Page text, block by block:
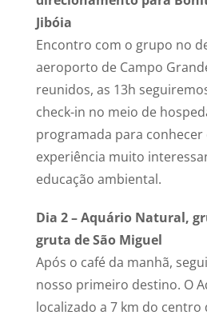
Jibóia
Encontro com o grupo no
aeroporto de Campo
reunidos, as 13h
check-in no meio de
programada para conhecer
experiência muito
educação ambiental.
Dia 2 – Aquário Natural,
gruta de São Miguel
Após o café da manhã,
nosso primeiro destino. O
localizado a 7 km do centro